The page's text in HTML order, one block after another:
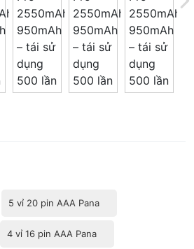
5 vỉ 20 pin AAA Pana
4 vỉ 16 pin AAA Pana
0 đ